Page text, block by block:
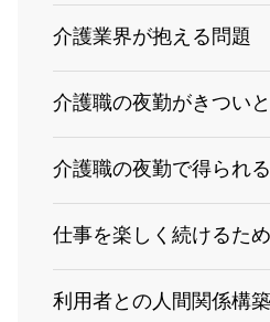
介護業界が抱える問題
介護職の夜勤がきつい
介護職の夜勤で得られ
仕事を楽しく続けるた
利用者との人間関係構